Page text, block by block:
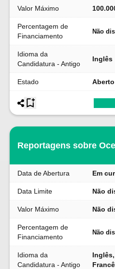
Valor Máximo
Percentagem de
Financiamento
Não
Idioma da
Candidatura - Antigo
Inglês
Estado Aberto
Reportagens sobre
Data de Abertura Em
Data Limite Não
Valor Máximo Não
Percentagem de
Financiamento
Não
Idioma da
Candidatura - Antigo